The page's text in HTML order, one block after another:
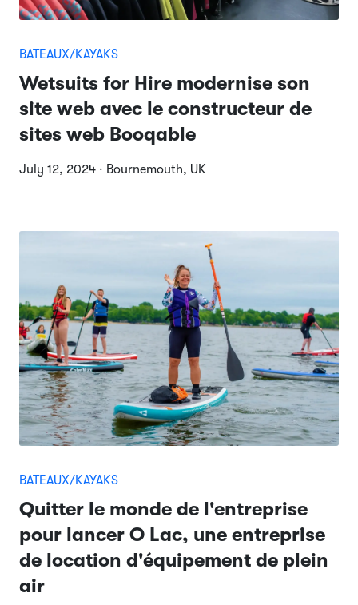
BATEAUX/KAYAKS
Wetsuits for Hire modernise son
site web avec le constructeur de
sites web Booqable
July 12, 2024 · Bournemouth, UK
BATEAUX/KAYAKS
Quitter le monde de l'entreprise
pour lancer O Lac, une entreprise
de location d'équipement de plein
air